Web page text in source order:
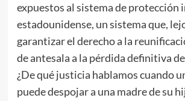
expuestos al sistema de protección
estadounidense, un sistema que,
garantizar el derecho a la
de antesala a la pérdida definitiva
¿De qué justicia hablamos cuando
puede despojar a una madre de su